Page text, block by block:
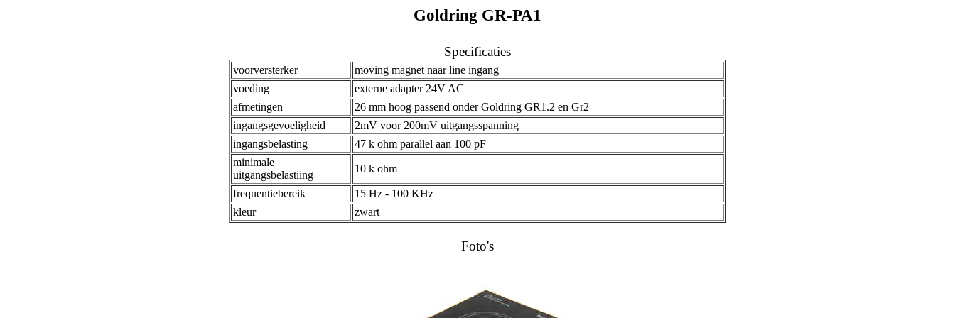
Goldring GR-PA1
Specificaties
voorversterker
moving magnet naar line ingang
voeding
externe adapter 24V AC
afmetingen
26 mm hoog passend onder Goldring GR1.2 en Gr2
ingangsgevoeligheid
2mV voor 200mV uitgangsspanning
ingangsbelasting
47 k ohm parallel aan 100 pF
minimale
uitgangsbelastiing
10 k ohm
frequentiebereik
15 Hz - 100 KHz
kleur
zwart
Foto's